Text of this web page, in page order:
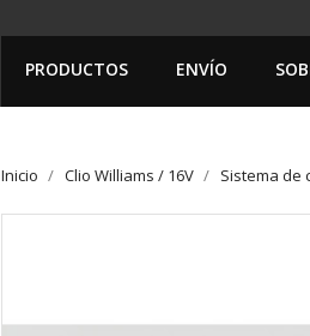
PRODUCTOS ENVÍO
Inicio Clio Williams / 16V Sistema de